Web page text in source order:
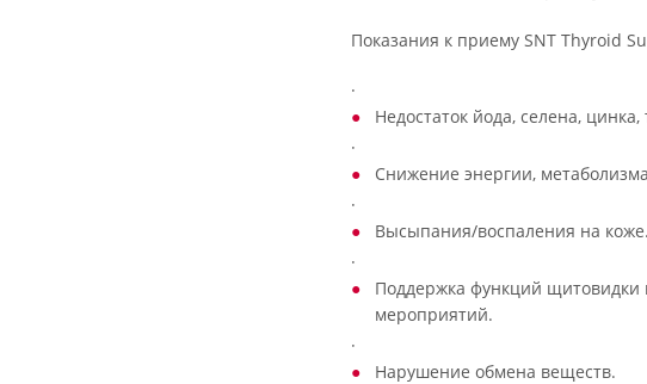
Показания к приему SNT Thyroid
·
Недостаток йода, селена,
·
Снижение энергии,
·
Высыпания/воспаления на коже.
·
Поддержка функций щитовидки
мероприятий.
·
Нарушение обмена веществ.